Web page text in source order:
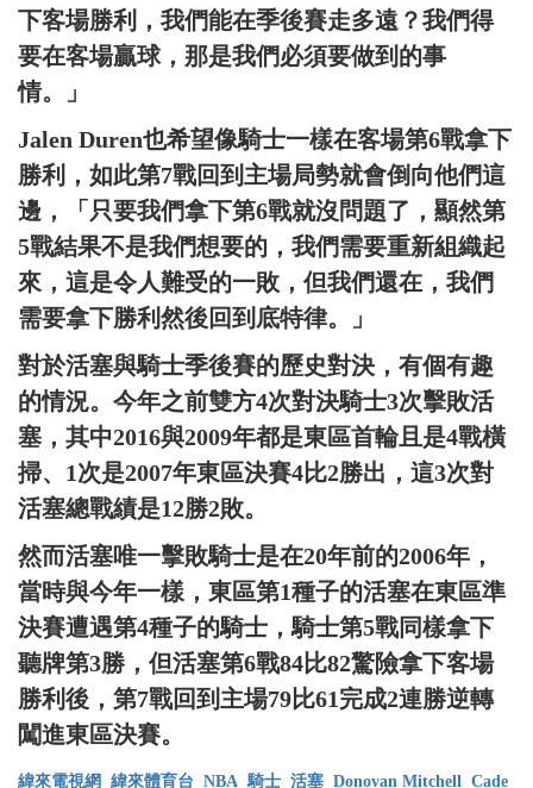
下客場勝利，我們能在季後賽走多遠？我們得
要在客場贏球，那是我們必須要做到的事
情。」
Jalen Duren也希望像騎士一樣在客場第6戰拿下
勝利，如此第7戰回到主場局勢就會倒向他們這
邊，「只要我們拿下第6戰就沒問題了，顯然第
5戰結果不是我們想要的，我們需要重新組織起
來，這是令人難受的一敗，但我們還在，我們
需要拿下勝利然後回到底特律。」
對於活塞與騎士季後賽的歷史對決，有個有趣
的情況。今年之前雙方4次對決騎士3次擊敗活
塞，其中2016與2009年都是東區首輪且是4戰橫
掃、1次是2007年東區決賽4比2勝出，這3次對
活塞總戰績是12勝2敗。
然而活塞唯一擊敗騎士是在20年前的2006年，
當時與今年一樣，東區第1種子的活塞在東區準
決賽遭遇第4種子的騎士，騎士第5戰同樣拿下
聽牌第3勝，但活塞第6戰84比82驚險拿下客場
勝利後，第7戰回到主場79比61完成2連勝逆轉
闖進東區決賽。
緯來電視網 緯來體育台 NBA 騎士 活塞 Donovan Mitchell Cade